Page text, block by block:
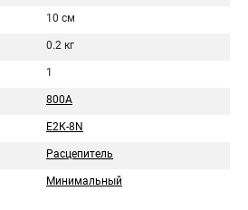
10 см
0.2 кг
1
800A
Е2К-8N
Расцепитель
Минимальный